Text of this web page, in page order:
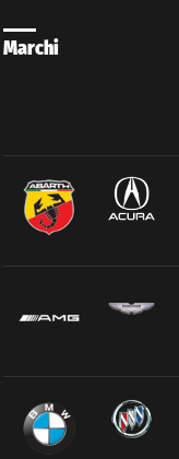
Marchi